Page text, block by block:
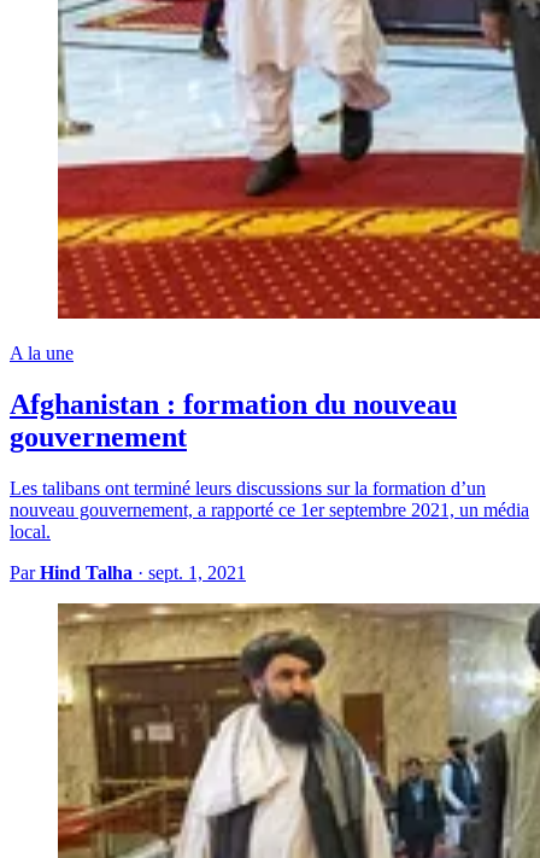
A la une
Afghanistan : formation du nouveau
gouvernement
Les talibans ont terminé leurs discussions sur la formation d’un
nouveau gouvernement, a rapporté ce 1er septembre 2021, un média
local.
ParHind Talha · sept. 1, 2021